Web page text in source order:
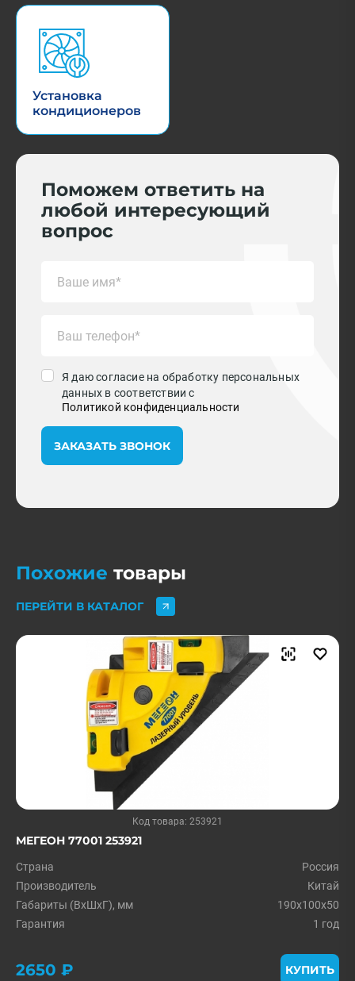
Установка
кондиционеров
Поможем ответить на
любой интересующий
вопрос
Я даю согласие на обработку персональных
данных в соответствии с
Политикой конфиденциальности
ЗАКАЗАТЬ ЗВОНОК
Похожие товары
ПЕРЕЙТИ В КАТАЛОГ
Код товара: 253921
МЕГЕОН 77001 253921
Страна
Россия
Производитель
Китай
Габариты (ВхШхГ), мм
190x100x50
Гарантия
1 год
2650 ₽ КУПИТЬ